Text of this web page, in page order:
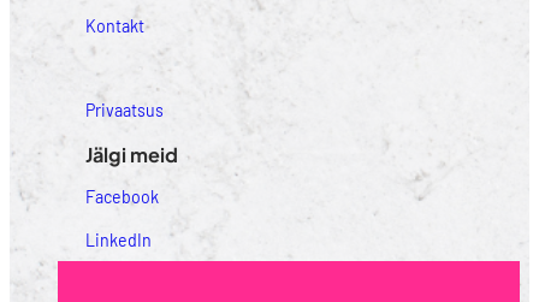
Kontakt
Privaatsus
Jälgi meid
Facebook
LinkedIn